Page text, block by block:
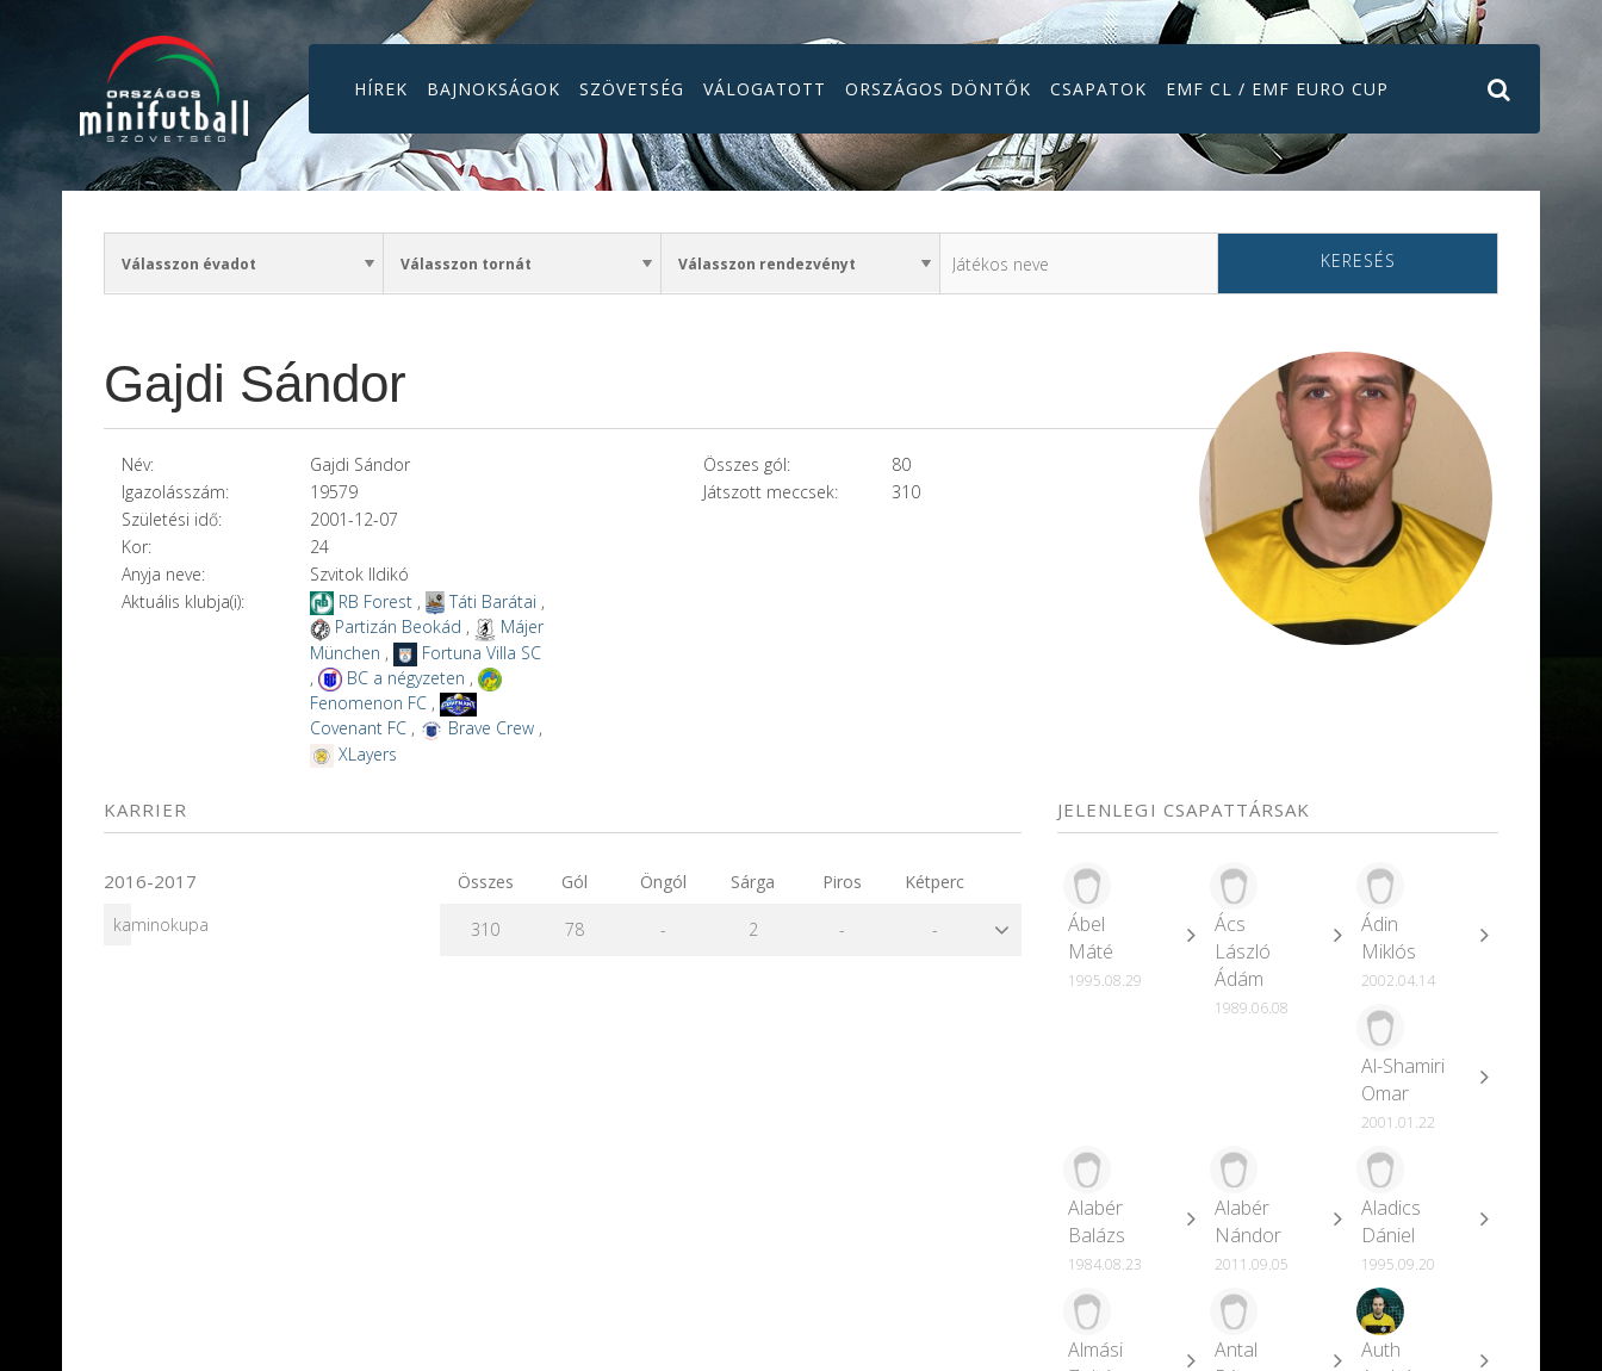
HÍREK BAJNOKSÁGOK SZÖVETSÉG VÁLOGATOTT ORSZÁGOS DÖNTŐK CSAPATOK EMF CL / EMF EURO CUP
KERESÉS
Gajdi Sándor
Név:
Gajdi Sándor
Igazolásszám:
19579
Születési idő:
2001-12-07
Kor:
24
Anyja neve:
Szvitok Ildikó
Aktuális klubja(i):
RB Forest , Táti Barátai ,
Partizán Beokád ,
Májer
München ,
Fortuna Villa SC
,
BC a négyzeten ,
Fenomenon FC ,
Covenant FC , Brave Crew ,
XLayers
Összes gól:
80
Játszott meccsek:
310
KARRIER
2016-2017 Összes Gól Öngól Sárga Piros
Kétperc
kaminokupa
310 78 - 2 - -
JELENLEGI CSAPATTÁRSAK
Ábel
Máté
1995.08.29
Ács
László
Ádám
1989.06.08
Ádin
Miklós
2002.04.14
Al-Shamiri
Omar
2001.01.22
Alabér
Balázs
1984.08.23
Alabér
Nándor
2011.09.05
Aladics
Dániel
1995.09.20
Almási
Antal
Auth